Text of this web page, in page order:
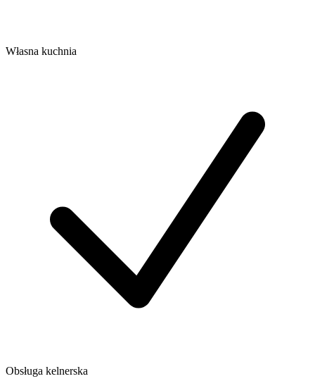
Własna kuchnia
Obsługa kelnerska